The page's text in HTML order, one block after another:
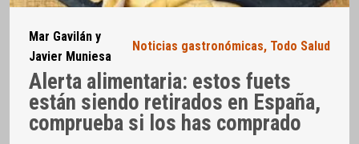
Mar Gavilán y
Javier Muniesa
Noticias gastronómicas, Todo Salud
Alerta alimentaria: estos fuets
están siendo retirados en España,
comprueba si los has comprado